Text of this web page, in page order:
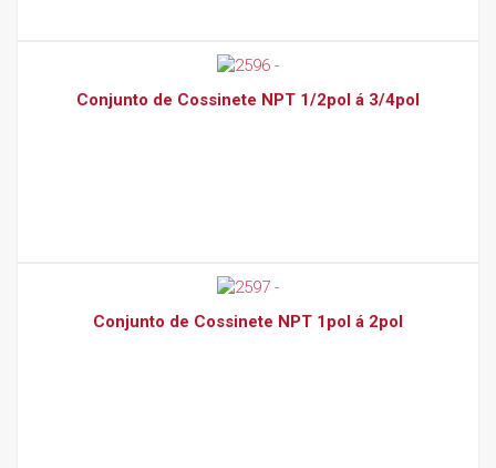
Conjunto de Cossinete NPT 1/2pol á 3/4pol
Conjunto de Cossinete NPT 1pol á 2pol